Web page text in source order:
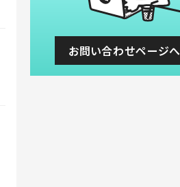
お問い合わせページへ